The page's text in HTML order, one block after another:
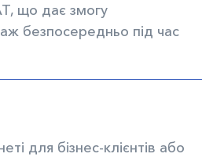
що дає змогу
безпосередньо під час
для бізнес-клієнтів або